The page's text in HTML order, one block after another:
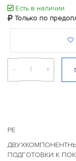
Есть в наличии
Только по
- +
PE
ПОДГОТОВКИ К